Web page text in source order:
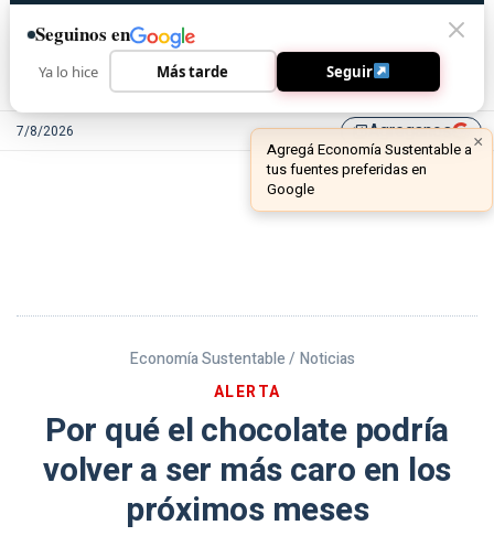
7/8/2026 library_addAgreganos
Economía Sustentable / Noticias
ALERTA
Por qué el chocolate podría
volver a ser más caro en los
próximos meses
Seguinos en
Ya lo hice Más tarde Seguir